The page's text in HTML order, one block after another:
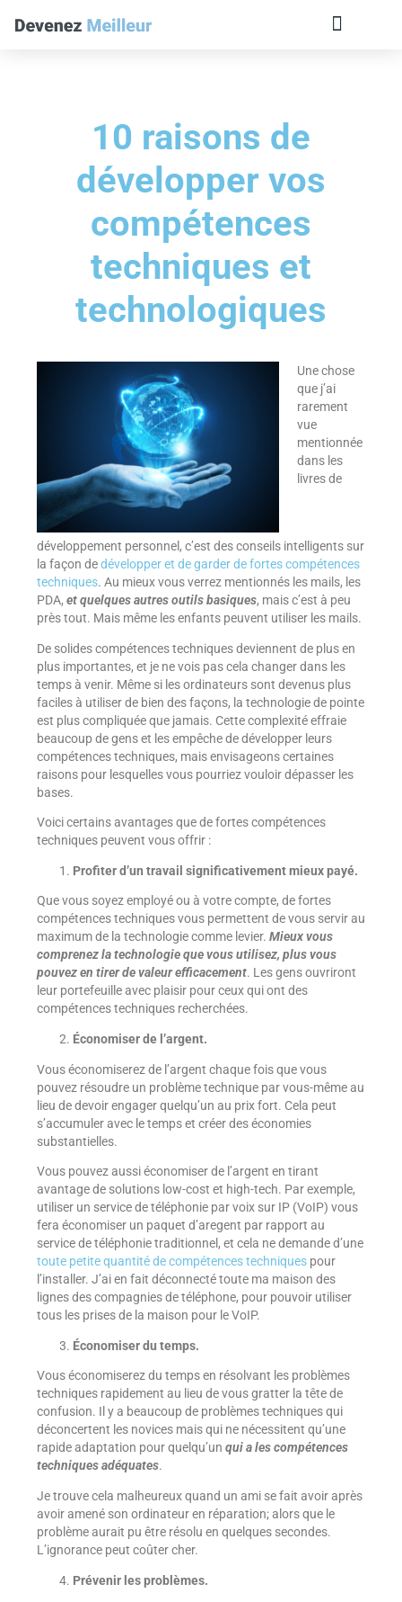
10 raisons de
développer vos
compétences
techniques et
technologiques
Une chose
que j’ai
rarement
vue
mentionnée
dans les
livres de
développement personnel, c’est des conseils intelligents sur
la façon dedévelopper et de garder de fortes compétences
techniques. Au mieux vous verrez mentionnés les mails, les
PDA, et quelques autres outils basiques, mais c’est à peu
près tout. Mais même les enfants peuvent utiliser les mails.
De solides compétences techniques deviennent de plus en
plus importantes, et je ne vois pas cela changer dans les
temps à venir. Même si les ordinateurs sont devenus plus
faciles à utiliser de bien des façons, la technologie de pointe
est plus compliquée que jamais. Cette complexité effraie
beaucoup de gens et les empêche de développer leurs
compétences techniques, mais envisageons certaines
raisons pour lesquelles vous pourriez vouloir dépasser les
bases.
Voici certains avantages que de fortes compétences
techniques peuvent vous offrir :
Profiter d’un travail significativement mieux payé.
Que vous soyez employé ou à votre compte, de fortes
compétences techniques vous permettent de vous servir au
maximum de la technologie comme levier. Mieux vous
comprenez la technologie que vous utilisez, plus vous
pouvez en tirer de valeur efficacement. Les gens ouvriront
leur portefeuille avec plaisir pour ceux qui ont des
compétences techniques recherchées.
Économiser de l’argent.
Vous économiserez de l’argent chaque fois que vous
pouvez résoudre un problème technique par vous-même au
lieu de devoir engager quelqu’un au prix fort. Cela peut
s’accumuler avec le temps et créer des économies
substantielles.
Vous pouvez aussi économiser de l’argent en tirant
avantage de solutions low-cost et high-tech. Par exemple,
utiliser un service de téléphonie par voix sur IP (VoIP) vous
fera économiser un paquet d’aregent par rapport au
service de téléphonie traditionnel, et cela ne demande d’une
toute petite quantité de compétences techniquespour
l’installer. J’ai en fait déconnecté toute ma maison des
lignes des compagnies de téléphone, pour pouvoir utiliser
tous les prises de la maison pour le VoIP.
Économiser du temps.
Vous économiserez du temps en résolvant les problèmes
techniques rapidement au lieu de vous gratter la tête de
confusion. Il y a beaucoup de problèmes techniques qui
déconcertent les novices mais qui ne nécessitent qu’une
rapide adaptation pour quelqu’un qui a les compétences
techniques adéquates.
Je trouve cela malheureux quand un ami se fait avoir après
avoir amené son ordinateur en réparation; alors que le
problème aurait pu être résolu en quelques secondes.
L’ignorance peut coûter cher.
Prévenir les problèmes.